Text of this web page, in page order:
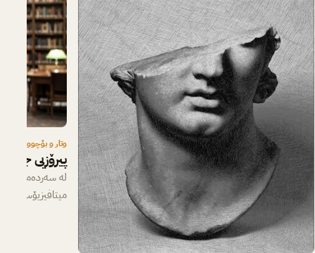
وتار و بۆچوون
پیرۆزیی
لە سەردەمێکدا
میتافیزیۆس،